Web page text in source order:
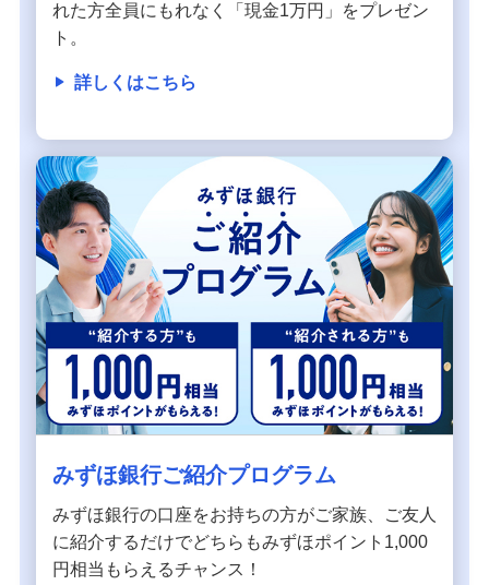
れた方全員にもれなく「現金1万円」をプレゼン
ト。
詳しくはこちら
みずほ銀行ご紹介プログラム
みずほ銀行の口座をお持ちの方がご家族、ご友人
に紹介するだけでどちらもみずほポイント1,000
円相当もらえるチャンス！